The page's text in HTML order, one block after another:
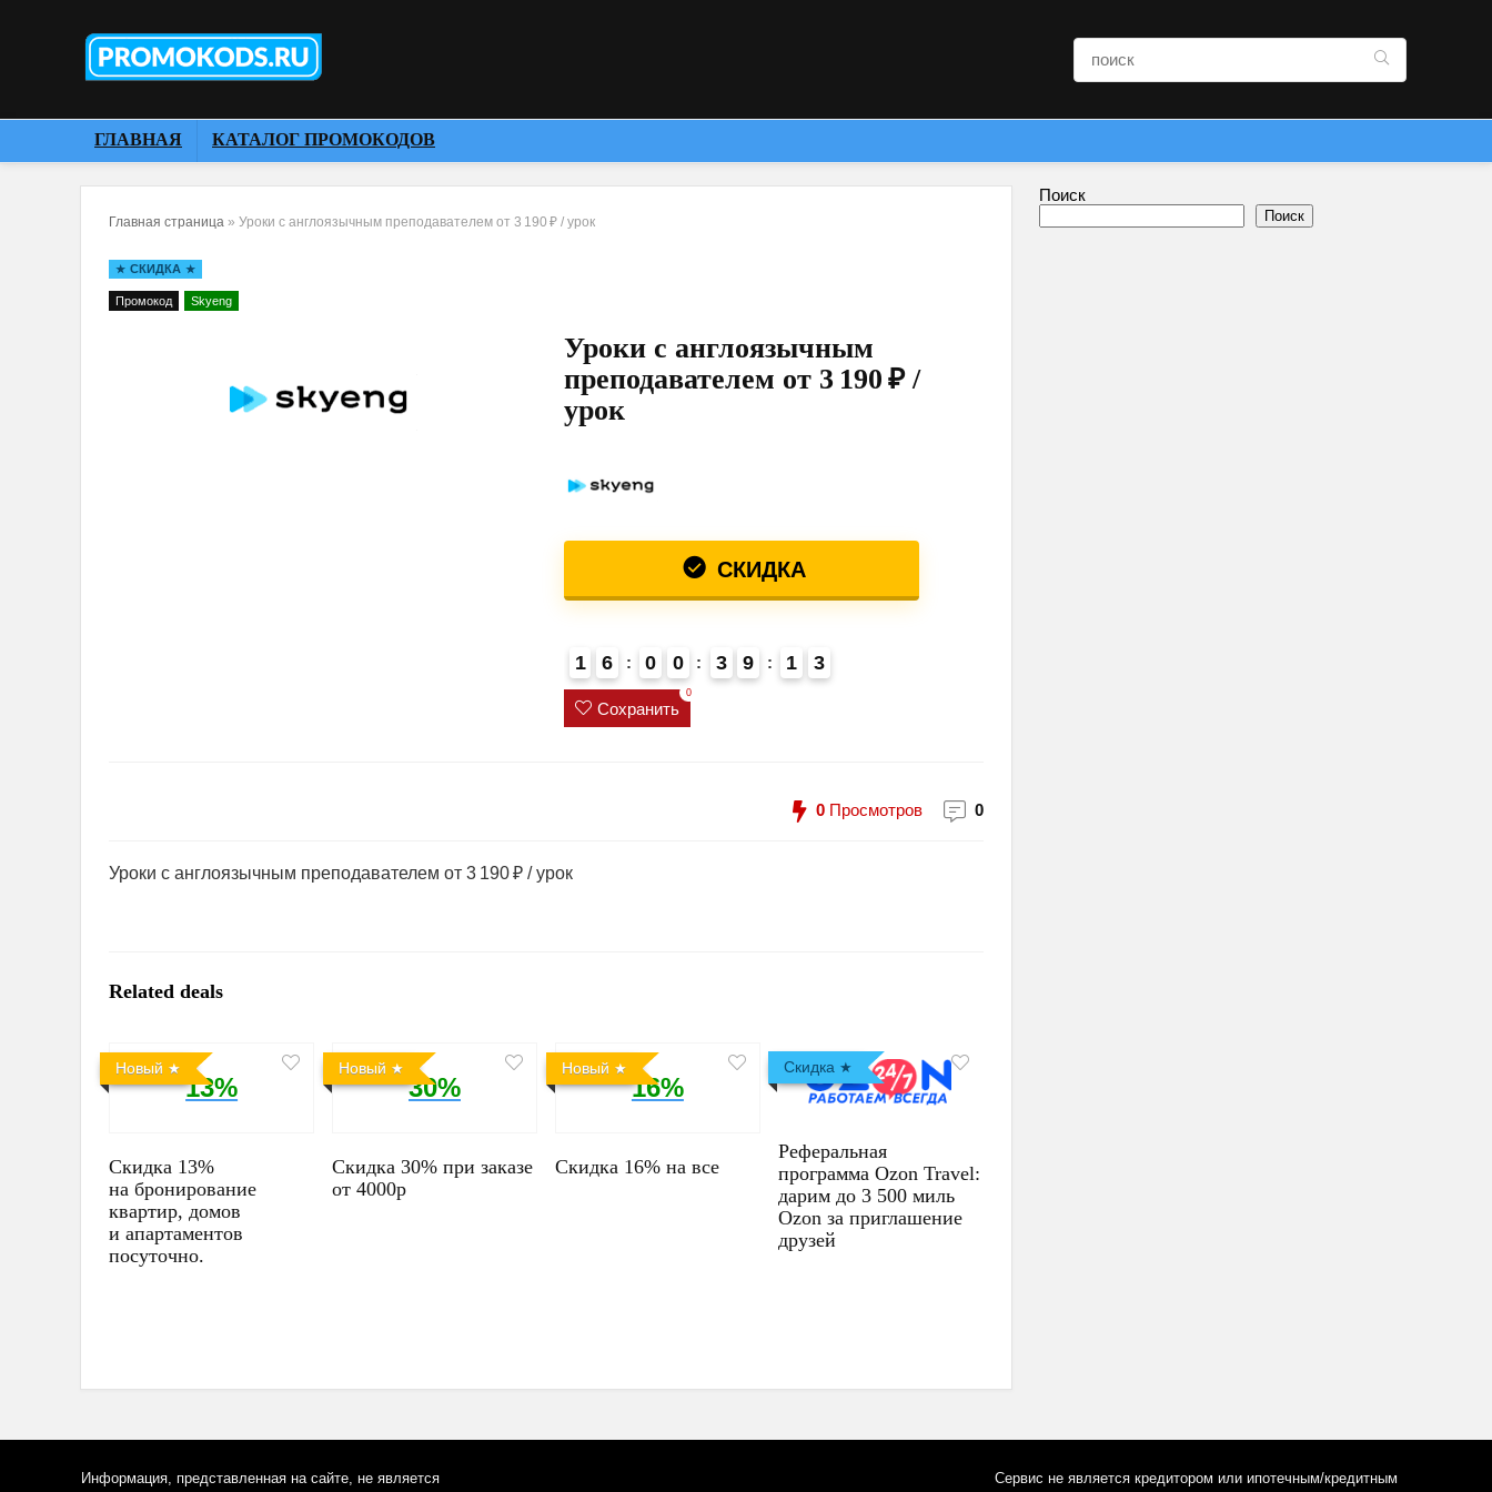
ГЛАВНАЯ КАТАЛОГ ПРОМОКОДОВ
Главная страница » Уроки с англоязычным преподавателем от 3 190 ₽ / урок
СКИДКА
Промокод Skyeng
Уроки с англоязычным
преподавателем от 3 190 ₽ /
урок
СКИДКА
1
4
6 0 0 3 9 1 3
Сохранить
0
0 Просмотров 0
Уроки с англоязычным преподавателем от 3 190 ₽ / урок
Related deals
Новый
13%
Скидка 13%
на бронирование
квартир, домов
и апартаментов
посуточно.
Новый
30%
Скидка 30% при заказе
от 4000р
Новый
16%
Скидка 16% на все
Скидка
Реферальная
программа Ozon Travel:
дарим до 3 500 миль
Ozon за приглашение
друзей
Поиск
Поиск
Информация, представленная на сайте, не является Сервис не является кредитором или ипотечным/кредитным